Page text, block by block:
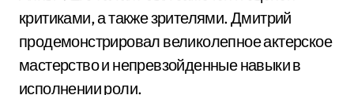
критиками, а также зрителями. Дмитрий
продемонстрировал великолепное актерское
мастерство и непревзойденные навыки в
исполнении роли.